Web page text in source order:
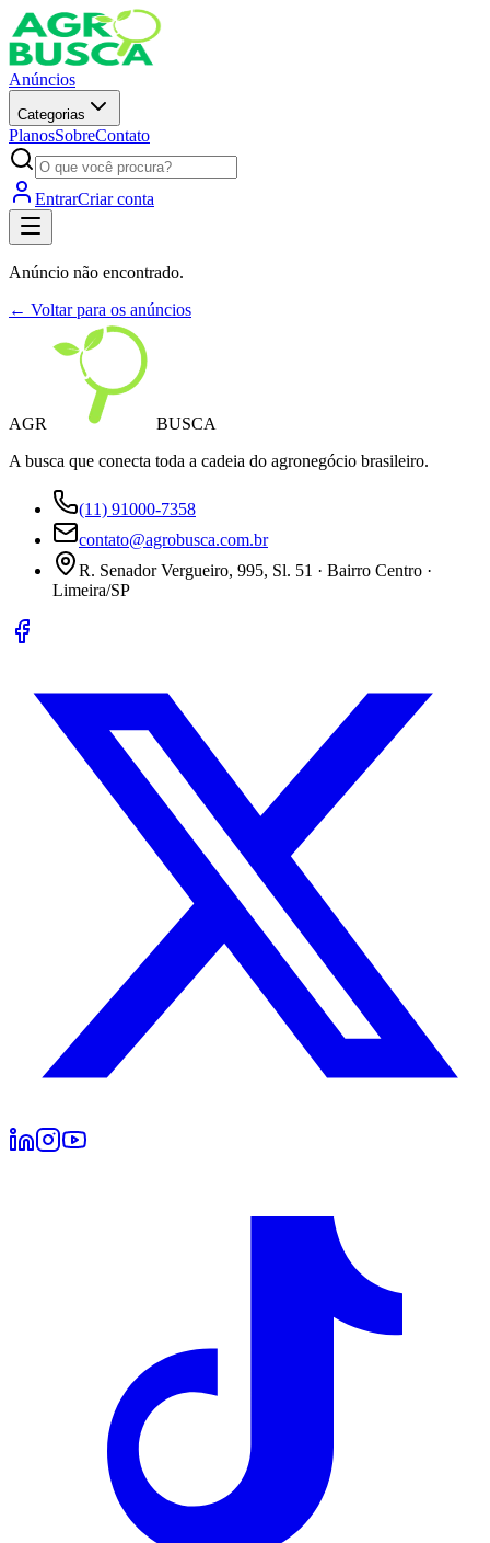
Anúncios
Categorias
PlanosSobreContato
EntrarCriar conta
Anúncio não encontrado.
← Voltar para os anúncios
AGR
BUSCA
A busca que conecta toda a cadeia do agronegócio brasileiro.
(11) 91000-7358
contato@agrobusca.com.br
R. Senador Vergueiro, 995, Sl. 51 · Bairro Centro ·
Limeira/SP